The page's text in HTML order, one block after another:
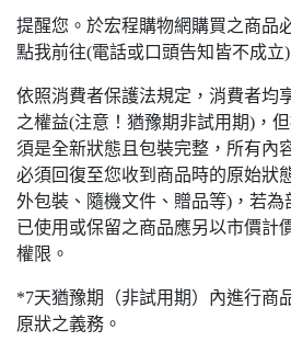
提醒您。於宏程購物網購買之商品
點我前往(電話或口頭告知皆不成立)
依照消費者保護法規定，消費者均
之權益(注意！猶豫期非試用期)，
須是全新狀態且包裝完整，所有內
必須回復至您收到商品時的原始狀
外包裝、隨機文件、贈品等)，若為
已使用或保留之商品應另以市價計
權限。
*7天猶豫期（非試用期）內進行商
原狀之義務。